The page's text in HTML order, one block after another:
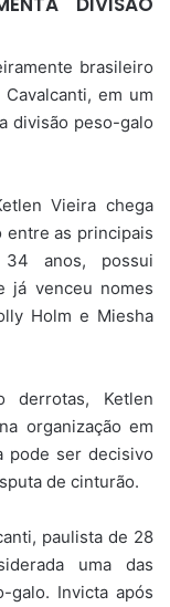
brasileiro
em um
divisão peso-galo
Vieira chega
entre as principais
anos, possui
já venceu nomes
Holm e Miesha
Ketlen
organização em
pode ser decisivo
de cinturão.
paulista de 28
uma das
galo. Invicta após